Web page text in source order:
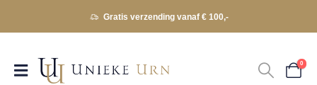
Gratis verzending vanaf € 100,-
0